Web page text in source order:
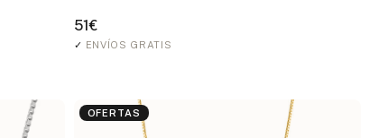
51€
✓ ENVÍOS GRATIS
OFERTAS